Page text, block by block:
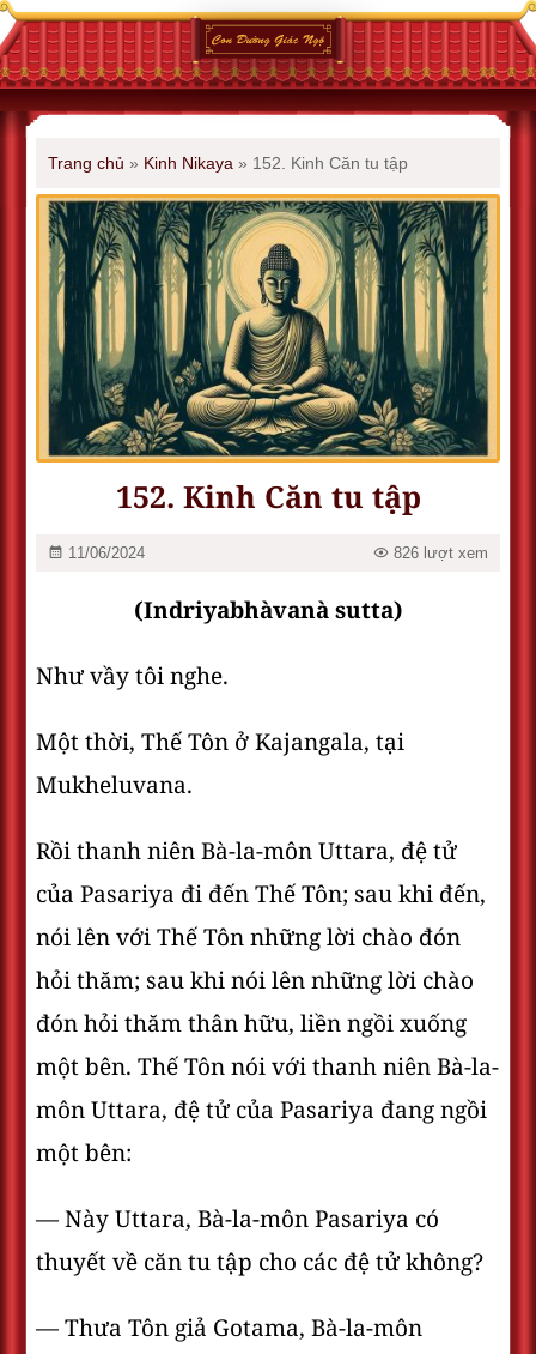
Trang chủ » Kinh Nikaya » 152. Kinh Căn tu tập
152. Kinh Căn tu tập
11/06/2024 826 lượt xem
(Indriyabhàvanà sutta)
Như vầy tôi nghe.
Một thời, Thế Tôn ở Kajangala, tại
Mukheluvana.
Rồi thanh niên Bà-la-môn Uttara, đệ tử
của Pasariya đi đến Thế Tôn; sau khi đến,
nói lên với Thế Tôn những lời chào đón
hỏi thăm; sau khi nói lên những lời chào
đón hỏi thăm thân hữu, liền ngồi xuống
một bên. Thế Tôn nói với thanh niên Bà-la-
môn Uttara, đệ tử của Pasariya đang ngồi
một bên:
— Này Uttara, Bà-la-môn Pasariya có
thuyết về căn tu tập cho các đệ tử không?
— Thưa Tôn giả Gotama, Bà-la-môn